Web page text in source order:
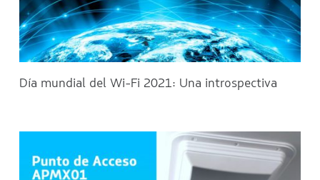
Día mundial del Wi-Fi 2021: Una introspectiva